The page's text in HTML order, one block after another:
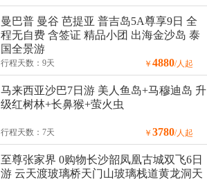
曼巴普 曼谷 芭提亚 普吉岛5A尊享9日 全
程无自费 含签证 精品小团 出海金沙岛 泰
国全景游
行程天数：9天 ￥ 4880/人起
马来西亚沙巴7日游 美人鱼岛+马穆迪岛 升
级红树林+长鼻猴+萤火虫
行程天数：7天 ￥ 3780/人起
至尊张家界 0购物长沙韶凤凰古城双飞6日
游 云天渡玻璃桥天门山玻璃栈道黄龙洞天